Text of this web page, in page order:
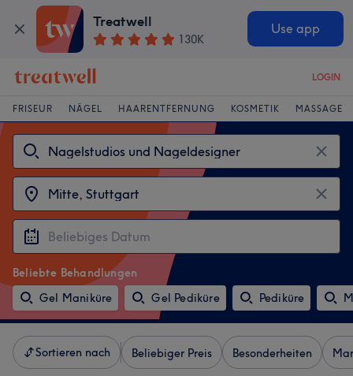
Treatwell
130K
Use app
LOGIN
FRISEUR NÄGEL HAARENTFERNUNG KOSMETIK MASSAGE
Beliebte Behandlungen
Gel Maniküre
Gel Pediküre Pediküre
Sortieren nach Beliebiger Preis Besonderheiten